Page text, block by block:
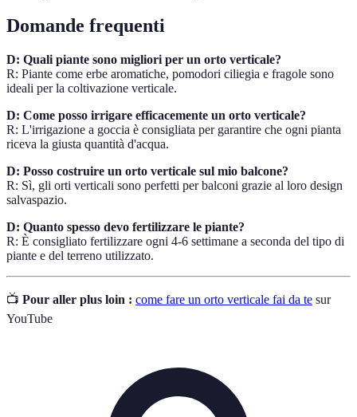
Domande frequenti
D: Quali piante sono migliori per un orto verticale?
R: Piante come erbe aromatiche, pomodori ciliegia e fragole sono
ideali per la coltivazione verticale.
D: Come posso irrigare efficacemente un orto verticale?
R: L'irrigazione a goccia è consigliata per garantire che ogni pianta
riceva la giusta quantità d'acqua.
D: Posso costruire un orto verticale sul mio balcone?
R: Sì, gli orti verticali sono perfetti per balconi grazie al loro design
salvaspazio.
D: Quanto spesso devo fertilizzare le piante?
R: È consigliato fertilizzare ogni 4-6 settimane a seconda del tipo di
piante e del terreno utilizzato.
📺 Pour aller plus loin : come fare un orto verticale fai da te sur
YouTube